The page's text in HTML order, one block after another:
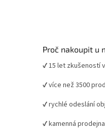
Proč nakoupit u
✔ 15 let zkušeností
✔ více než 3500
✔ rychlé odeslání
✔ kamenná